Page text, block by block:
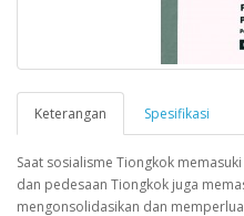
Keterangan Spesifikasi
Saat sosialisme Tiongkok
dan pedesaan Tiongkok juga
mengonsolidasikan dan